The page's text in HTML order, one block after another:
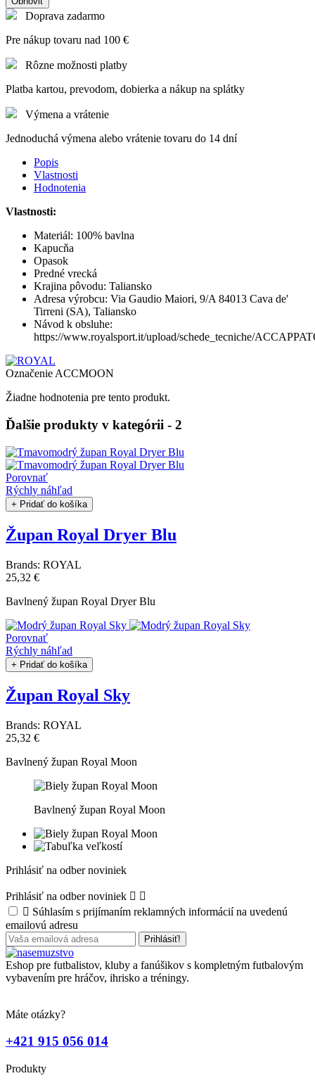
Doprava zadarmo
Pre nákup tovaru nad 100 €
Rôzne možnosti platby
Platba kartou, prevodom, dobierka a nákup na splátky
Výmena a vrátenie
Jednoduchá výmena alebo vrátenie tovaru do 14 dní
Popis
Vlastnosti
Hodnotenia
Vlastnosti:
Materiál: 100% bavlna
Kapucňa
Opasok
Predné vrecká
Krajina pôvodu: Taliansko
Adresa výrobcu: Via Gaudio Maiori, 9/A 84013 Cava de'
Tirreni (SA), Taliansko
Návod k obsluhe:
https://www.royalsport.it/upload/schede_tecniche/
OznačenieACCMOON
Žiadne hodnotenia pre tento produkt.
Ďalšie produkty v kategórii - 2
Porovnať
Rýchly náhľad
+ Pridať do košíka
Župan Royal Dryer Blu
Brands: ROYAL
25,32 €
Bavlnený župan Royal Dryer Blu
Porovnať
Rýchly náhľad
+ Pridať do košíka
Župan Royal Sky
Brands: ROYAL
25,32 €
Bavlnený župan Royal Moon
Bavlnený župan Royal Moon
Prihlásiť na odber noviniek
Prihlásiť na odber noviniek  
 Súhlasím s prijímaním reklamných informácií na uvedenú
emailovú adresu
Eshop pre futbalistov, kluby a fanúšikov s kompletným futbalovým
vybavením pre hráčov, ihrisko a tréningy.
Máte otázky?
+421 915 056 014
Produkty